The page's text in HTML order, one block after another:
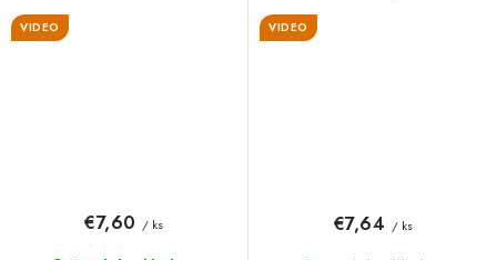
VIDEO
€7,60 / ks
VIDEO
€7,64 / ks